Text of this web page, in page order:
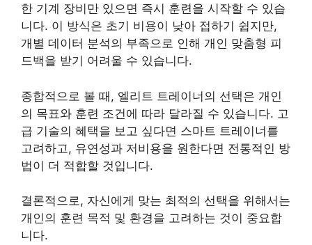
한 기계 장비만 있으면 즉시 훈련을 시작할 수 있습
니다. 이 방식은 초기 비용이 낮아 접하기 쉽지만,
개별 데이터 분석의 부족으로 인해 개인 맞춤형 피
드백을 받기 어려울 수 있습니다.
종합적으로 볼 때, 엘리트 트레이너의 선택은 개인
의 목표와 훈련 조건에 따라 달라질 수 있습니다. 고
급 기술의 혜택을 보고 싶다면 스마트 트레이너를
고려하고, 유연성과 저비용을 원한다면 전통적인 방
법이 더 적합할 것입니다.
결론적으로, 자신에게 맞는 최적의 선택을 위해서는
개인의 훈련 목적 및 환경을 고려하는 것이 중요합
니다.